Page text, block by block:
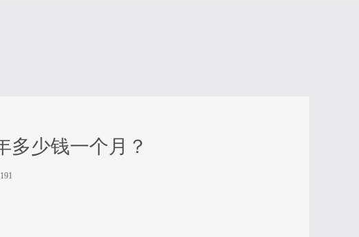
多少钱一个月？